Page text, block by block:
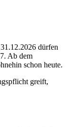
dürfen
Ab dem
schon heute.
greift,